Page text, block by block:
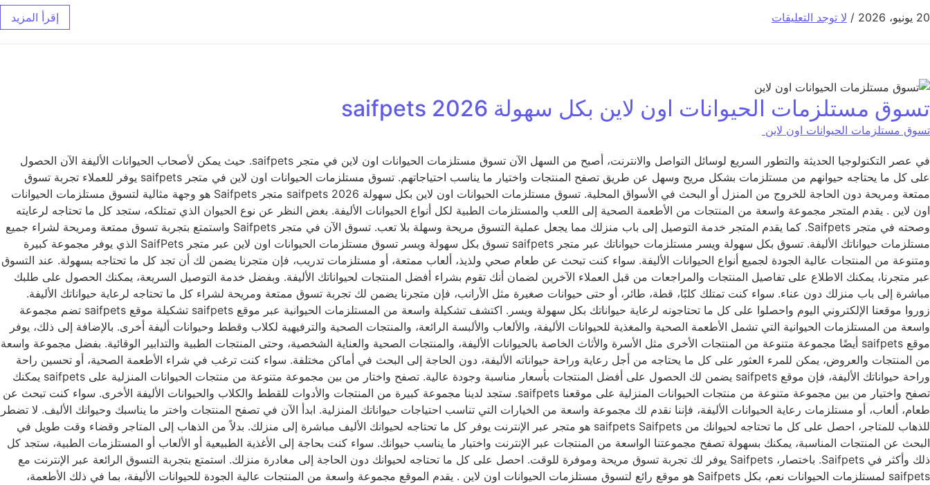
20 يونيو، 2026 / لا توجد التعليقات إقرأ المزيد
تسوق مستلزمات الحيوانات اون لاين بكل سهولة 2026 saifpets
تسوق مستلزمات الحيوانات اون لاين
في عصر التكنولوجيا الحديثة والتطور السريع لوسائل التواصل والانترنت، أصبح من السهل الآن تسوق مستلزمات الحيوانات اون لاين في متجر saifpets. حيث يمكن لأصحاب الحيوانات الأليفة الآن الحصول
على كل ما يحتاجه حيوانهم من مستلزمات بشكل مريح وسهل عن طريق تصفح المنتجات واختيار ما يناسب احتياجاتهم. تسوق مستلزمات الحيوانات اون لاين في متجر saifpets يوفر للعملاء تجربة تسوق
ممتعة ومريحة دون الحاجة للخروج من المنزل أو البحث في الأسواق المحلية. تسوق مستلزمات الحيوانات اون لاين بكل سهولة 2026 saifpets متجر Saifpets هو وجهة مثالية لتسوق مستلزمات الحيوانات
اون لاين . يقدم المتجر مجموعة واسعة من المنتجات من الأطعمة الصحية إلى اللعب والمستلزمات الطبية لكل أنواع الحيوانات الأليفة. بغض النظر عن نوع الحيوان الذي تمتلكه، ستجد كل ما تحتاجه لرعايته
وصحته في متجر Saifpets. كما يقدم المتجر خدمة التوصيل إلى باب منزلك مما يجعل عملية التسوق مريحة وسهلة بلا تعب. تسوق الآن في متجر Saifpets واستمتع بتجربة تسوق ممتعة ومريحة لشراء جميع
مستلزمات حيواناتك الأليفة. تسوق بكل سهولة ويسر مستلزمات حيواناتك عبر متجر saifpets تسوق بكل سهولة ويسر تسوق مستلزمات الحيوانات اون لاين عبر متجر SaifPets الذي يوفر مجموعة كبيرة
ومتنوعة من المنتجات عالية الجودة لجميع أنواع الحيوانات الأليفة. سواء كنت تبحث عن طعام صحي ولذيذ، ألعاب ممتعة، أو مستلزمات تدريب، فإن متجرنا يضمن لك أن تجد كل ما تحتاجه بسهولة. عند التسوق
عبر متجرنا، يمكنك الاطلاع على تفاصيل المنتجات والمراجعات من قبل العملاء الآخرين لضمان أنك تقوم بشراء أفضل المنتجات لحيواناتك الأليفة. وبفضل خدمة التوصيل السريعة، يمكنك الحصول على طلبك
مباشرة إلى باب منزلك دون عناء. سواء كنت تمتلك كلبًا، قطة، طائر، أو حتى حيوانات صغيرة مثل الأرانب، فإن متجرنا يضمن لك تجربة تسوق ممتعة ومريحة لشراء كل ما تحتاجه لرعاية حيواناتك الأليفة.
زوروا موقعنا الإلكتروني اليوم واحصلوا على كل ما تحتاجونه لرعاية حيواناتك بكل سهولة ويسر. اكتشف تشكيلة واسعة من المستلزمات الحيوانية عبر موقع saifpets تشكيلة موقع saifpets تضم مجموعة
واسعة من المستلزمات الحيوانية التي تشمل الأطعمة الصحية والمغذية للحيوانات الأليفة، والألعاب والألبسة الرائعة، والمنتجات الصحية والترفيهية لكلاب وقطط وحيوانات أليفة أخرى. بالإضافة إلى ذلك، يوفر
موقع saifpets أيضًا مجموعة متنوعة من المنتجات الأخرى مثل الأسرة والأثاث الخاصة بالحيوانات الأليفة، والمنتجات الصحية والعناية الشخصية، وحتى المنتجات الطبية والتدابير الوقائية. بفضل مجموعة واسعة
من المنتجات والعروض، يمكن للمرء العثور على كل ما يحتاجه من أجل رعاية وراحة حيواناته الأليفة، دون الحاجة إلى البحث في أماكن مختلفة. سواء كنت ترغب في شراء الأطعمة الصحية، أو تحسين راحة
وراحة حيواناتك الأليفة، فإن موقع saifpets يضمن لك الحصول على أفضل المنتجات بأسعار مناسبة وجودة عالية. تصفح واختار من بين مجموعة متنوعة من منتجات الحيوانات المنزلية على saifpets يمكنك
تصفح واختيار من بين مجموعة متنوعة من منتجات الحيوانات المنزلية على موقعنا saifpets. ستجد لدينا مجموعة كبيرة من المنتجات والأدوات للقطط والكلاب والحيوانات الأليفة الأخرى. سواء كنت تبحث عن
طعام، ألعاب، أو مستلزمات رعاية الحيوانات الأليفة، فإننا نقدم لك مجموعة واسعة من الخيارات التي تناسب احتياجات حيواناتك المنزلية. ابدأ الآن في تصفح المنتجات واختر ما يناسبك وحيوانك الأليف. لا تضطر
للذهاب للمتاجر، احصل على كل ما تحتاجه لحيوانك من saifpets Saifpets هو متجر عبر الإنترنت يوفر كل ما تحتاجه لحيوانك الأليف مباشرة إلى منزلك. بدلاً من الذهاب إلى المتاجر وقضاء وقت طويل في
البحث عن المنتجات المناسبة، يمكنك بسهولة تصفح مجموعتنا الواسعة من المنتجات عبر الإنترنت واختيار ما يناسب حيوانك. سواء كنت بحاجة إلى الأغذية الطبيعية أو الألعاب أو المستلزمات الطبية، ستجد كل
ذلك وأكثر في Saifpets. باختصار، Saifpets يوفر لك تجربة تسوق مريحة وموفرة للوقت. احصل على كل ما تحتاجه لحيوانك دون الحاجة إلى مغادرة منزلك. استمتع بتجربة التسوق الرائعة عبر الإنترنت مع
saifpets لمستلزمات الحيوانات نعم، بكل Saifpets هو موقع رائع لتسوق مستلزمات الحيوانات اون لاين . يقدم الموقع مجموعة واسعة من المنتجات عالية الجودة للحيوانات الأليفة، بما في ذلك الأطعمة،